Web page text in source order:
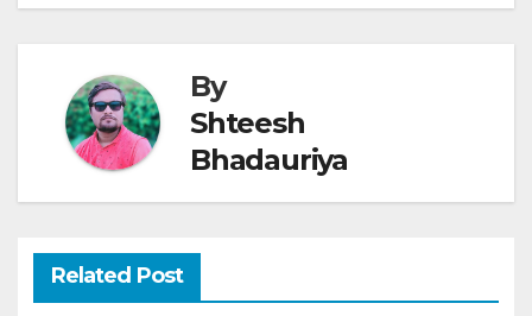
k
By
Shteesh
Bhadauriya
Related Post